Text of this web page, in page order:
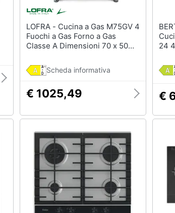
LOFRA - Cucina a Gas M75GV 4
Fuochi a Gas Forno a Gas
Classe A Dimensioni 70 x 50
70
Scheda informativa
€ 1025,49
24
60
€